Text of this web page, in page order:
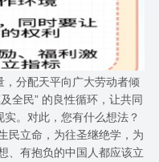
分配天平向广大劳动者倾
全民” 的良性循环，让共同
。对此，您有什么想法？
民立命，为往圣继绝学，为
、有抱负的中国人都应该立